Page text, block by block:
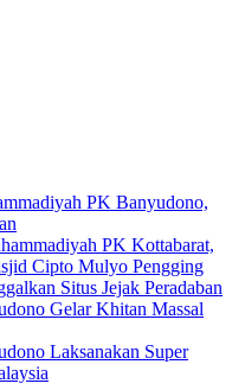
PK Banyudono,
PK Kottabarat,
Cipto Mulyo Pengging
Situs Jejak Peradaban
Gelar Khitan Massal
Laksanakan Super